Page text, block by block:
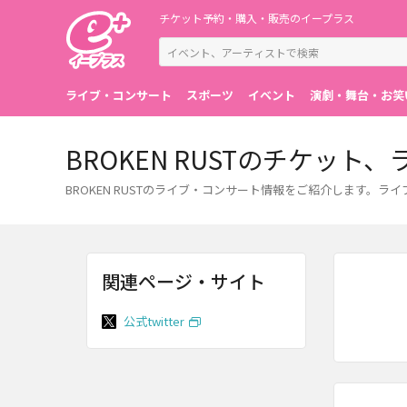
チケット予約・購入・販売のイープラス
ライブ・コンサート スポーツ イベント 演劇・舞台・お笑
BROKEN RUSTのチケット
BROKEN RUSTのライブ・コンサート情報をご紹介します。ラ
関連ページ・サイト
公式twitter